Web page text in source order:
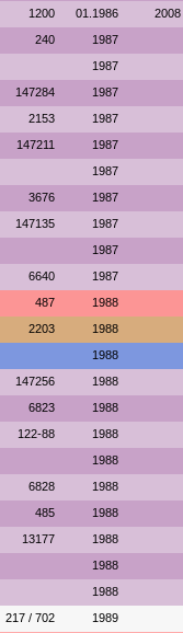
1200 01.1986 2008
240 1987
1987
147284 1987
2153 1987
147211 1987
1987
3676 1987
147135 1987
1987
6640 1987
487 1988
2203 1988
1988
147256 1988
6823 1988
122-88 1988
1988
6828 1988
485 1988
13177 1988
1988
1988
217 / 702 1989